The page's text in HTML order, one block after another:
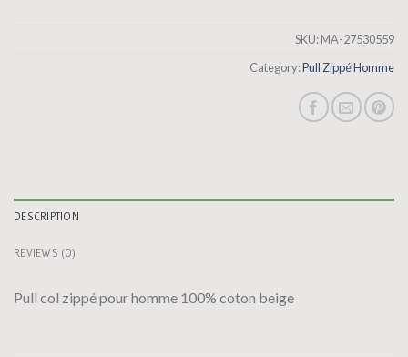
SKU:MA-27530559
Category:Pull Zippé Homme
DESCRIPTION
REVIEWS (0)
Pull col zippé pour homme 100% coton beige